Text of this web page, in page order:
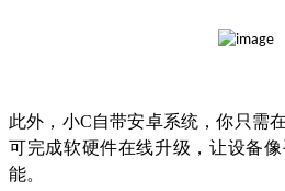
此外，小C自带安卓系统，你只需
可完成软硬件在线升级，让设备
能。